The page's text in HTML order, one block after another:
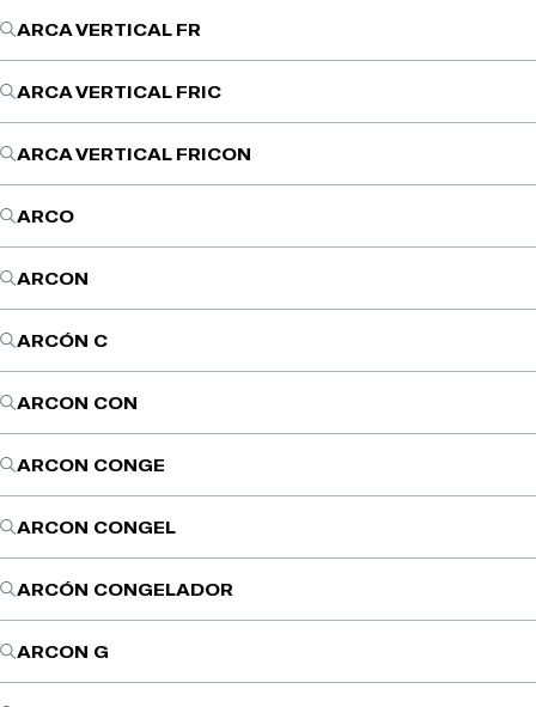
ARCA VERTICAL FR
ARCA VERTICAL FRIC
ARCA VERTICAL FRICON
ARCO
ARCON
ARCÓN C
ARCON CON
ARCON CONGE
ARCON CONGEL
ARCÓN CONGELADOR
ARCON G